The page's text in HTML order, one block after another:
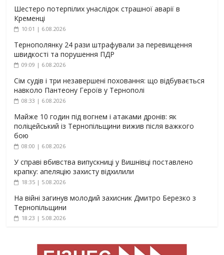
Шестеро потерпілих унаслідок страшної аварії в
Кременці
10:01 | 6.08.2026
Тернополянку 24 рази штрафували за перевищення
швидкості та порушення ПДР
09:09 | 6.08.2026
Сім судів і три незавершені поховання: що відбувається
навколо Пантеону Героїв у Тернополі
08:33 | 6.08.2026
Майже 10 годин під вогнем і атаками дронів: як
поліцейський із Тернопільщини вижив після важкого
бою
08:00 | 6.08.2026
У справі вбивства випускниці у Вишнівці поставлено
крапку: апеляцію захисту відхилили
18:35 | 5.08.2026
На війні загинув молодий захисник Дмитро Березко з
Тернопільщини
18:23 | 5.08.2026